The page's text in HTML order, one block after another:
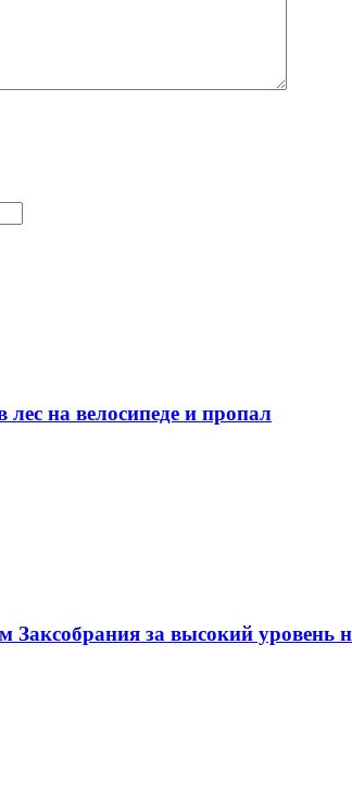
на велосипеде и пропал
за высокий уровень